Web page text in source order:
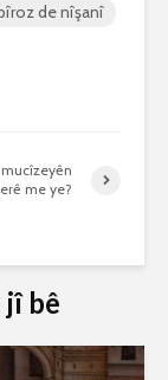
de nîşanî
me ye?
jî bê